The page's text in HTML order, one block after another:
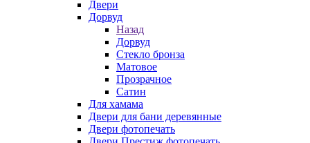
Двери
Дорвуд
Назад
Дорвуд
Стекло бронза
Матовое
Прозрачное
Сатин
Для хамама
Двери для бани деревянные
Двери фотопечать